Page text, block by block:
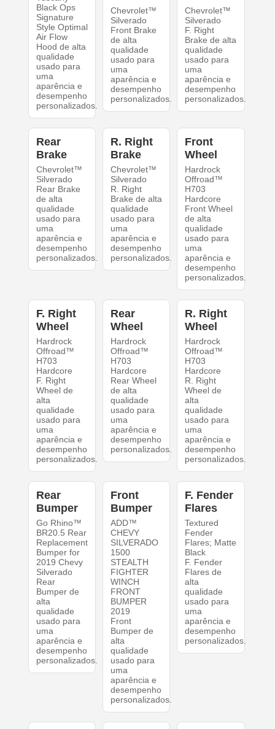
Black Ops
Signature
Style Optimal
Air Flow
Hood de alta
qualidade
usado para
uma
aparência e
desempenho
personalizados.
Chevrolet™
Silverado
Front Brake
de alta
qualidade
usado para
uma
aparência e
desempenho
personalizados.
Chevrolet™
Silverado
F. Right
Brake de alta
qualidade
usado para
uma
aparência e
desempenho
personalizados.
Rear
Brake
Chevrolet™
Silverado
Rear Brake
de alta
qualidade
usado para
uma
aparência e
desempenho
personalizados.
R. Right
Brake
Chevrolet™
Silverado
R. Right
Brake de alta
qualidade
usado para
uma
aparência e
desempenho
personalizados.
Front
Wheel
Hardrock
Offroad™
H703
Hardcore
Front Wheel
de alta
qualidade
usado para
uma
aparência e
desempenho
personalizados.
F. Right
Wheel
Hardrock
Offroad™
H703
Hardcore
F. Right
Wheel de
alta
qualidade
usado para
uma
aparência e
desempenho
personalizados.
Rear
Wheel
Hardrock
Offroad™
H703
Hardcore
Rear Wheel
de alta
qualidade
usado para
uma
aparência e
desempenho
personalizados.
R. Right
Wheel
Hardrock
Offroad™
H703
Hardcore
R. Right
Wheel de
alta
qualidade
usado para
uma
aparência e
desempenho
personalizados.
Rear
Bumper
Go Rhino™
BR20.5 Rear
Replacement
Bumper for
2019 Chevy
Silverado
Rear
Bumper de
alta
qualidade
usado para
uma
aparência e
desempenho
personalizados.
Front
Bumper
ADD™
CHEVY
SILVERADO
1500
STEALTH
FIGHTER
WINCH
FRONT
BUMPER
2019
Front
Bumper de
alta
qualidade
usado para
uma
aparência e
desempenho
personalizados.
F. Fender
Flares
Textured
Fender
Flares; Matte
Black
F. Fender
Flares de
alta
qualidade
usado para
uma
aparência e
desempenho
personalizados.